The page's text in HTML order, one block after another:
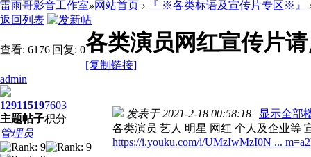
雷雨哥影音工作室»网站首页 › 『 ※各类标语及宣传片专区※』
返回列表
查看: 6176|回复: 0各类演员网红宣传片
[复制链接]
admin
1291
主题
1519
帖子
7603
积分
管理员
发表于 2021-2-18 00:58:18 | 显示全部
各类演员 艺人 明星 网红 个人及企业等
https://i.youku.com/i/UMzIwMzI0N ...